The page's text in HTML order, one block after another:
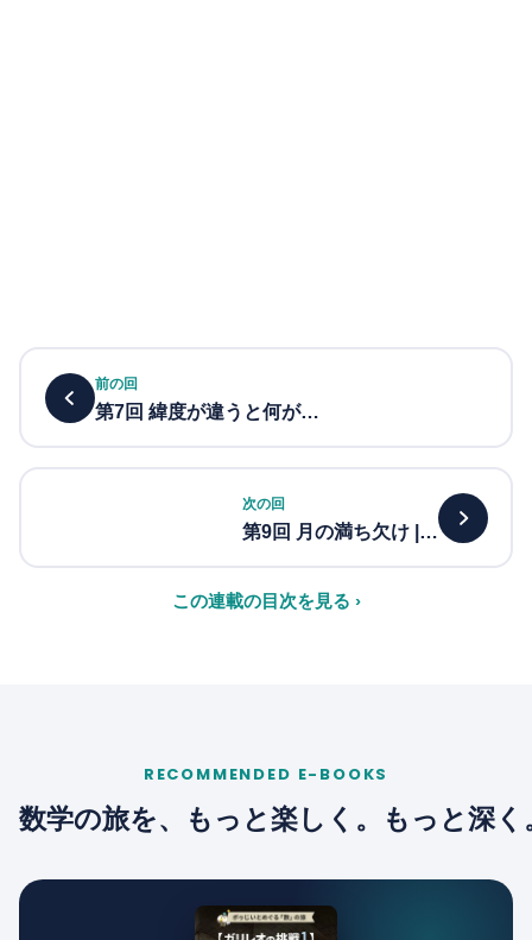
前の回
第7回 緯度が違うと何が…
次の回
第9回 月の満ち欠け |…
この連載の目次を見る ›
RECOMMENDED E-BOOKS
数学の旅を、もっと楽しく。もっと深く